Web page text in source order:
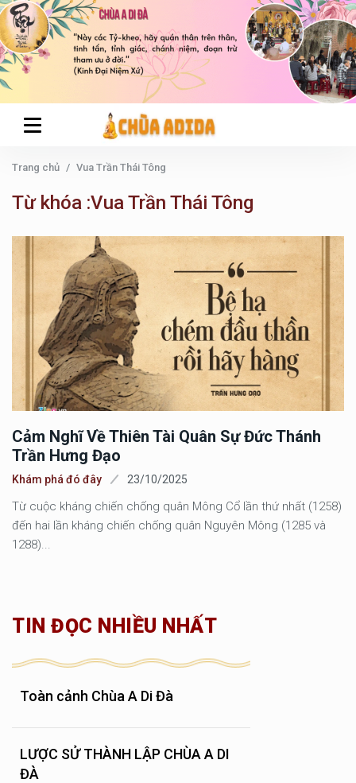
Trang chủ Vua Trần Thái Tông
Từ khóa :Vua Trần Thái Tông
Cảm Nghĩ Về Thiên Tài Quân Sự Đức Thánh
Trần Hưng Đạo
Khám phá đó đây 23/10/2025
Từ cuộc kháng chiến chống quân Mông Cổ lần thứ nhất (1258)
đến hai lần kháng chiến chống quân Nguyên Mông (1285 và
1288)...
TIN ĐỌC NHIỀU NHẤT
Toàn cảnh Chùa A Di Đà
LƯỢC SỬ THÀNH LẬP CHÙA A DI
ĐÀ